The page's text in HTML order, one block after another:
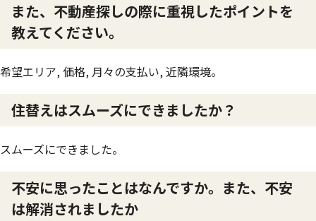
また、不動産探しの際に重視したポイントを
教えてください。
希望エリア, 価格, 月々の支払い, 近隣環境。
住替えはスムーズにできましたか？
スムーズにできました。
不安に思ったことはなんですか。また、不安
は解消されましたか